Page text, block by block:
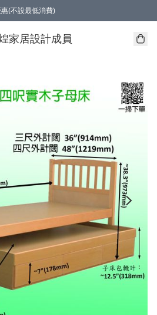
(不設最低消費)
家居設計成員